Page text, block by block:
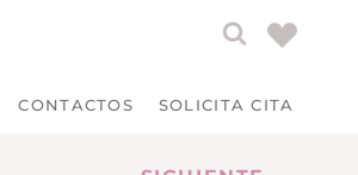
CONTACTOS SOLICITA CITA